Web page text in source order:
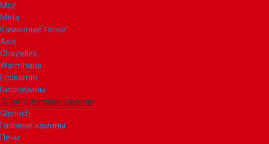
Mcz
Meta
Каминные топки
Axis
Chazelles
Warmhaus
Ecokamin
Биокамины
Электрические камины
Glenrich
Газовые камины
Печи